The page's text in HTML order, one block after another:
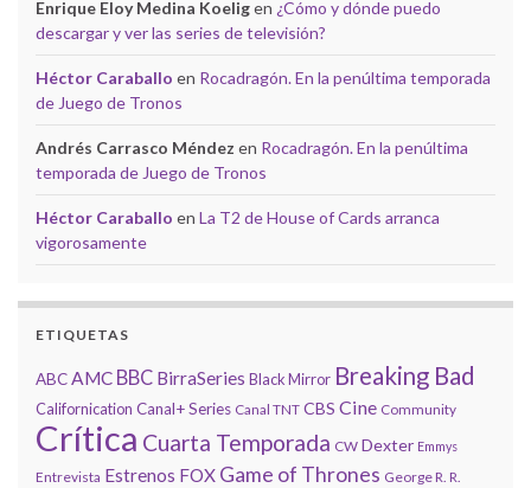
Enrique Eloy Medina Koeligen ¿Cómo y dónde puedo
descargar y ver las series de televisión?
Héctor Caraballo en Rocadragón. En la penúltima temporada
de Juego de Tronos
Andrés Carrasco Méndez en Rocadragón. En la penúltima
temporada de Juego de Tronos
Héctor Caraballo en La T2 de House of Cards arranca
vigorosamente
ETIQUETAS
ABCAMC BBC BirraSeries Black Mirror Breaking Bad
Californication Canal+ Series Canal TNT CBS Cine Community
Crítica Cuarta Temporada CW Dexter Emmys
Entrevista Estrenos FOX Game of Thrones George R. R.